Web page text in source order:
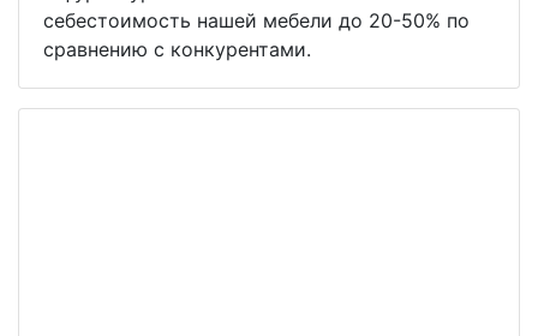
себестоимость нашей мебели до 20-50% по
сравнению с конкурентами.